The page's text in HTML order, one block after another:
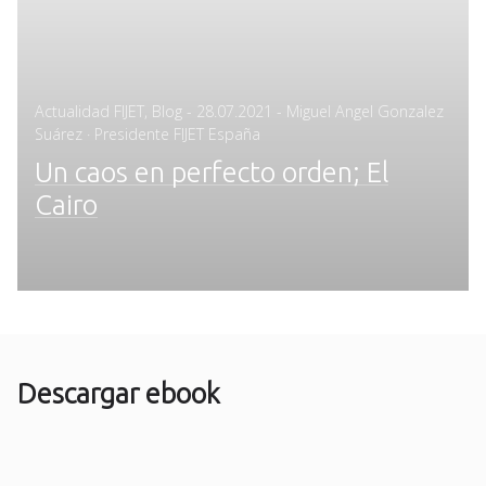
Actualidad FIJET Blog - Posted
on
28.07.2021 - Miguel Angel Gonzalez
Suárez · Presidente FIJET España
Un caos en perfecto orden; El
Cairo
Descargar ebook